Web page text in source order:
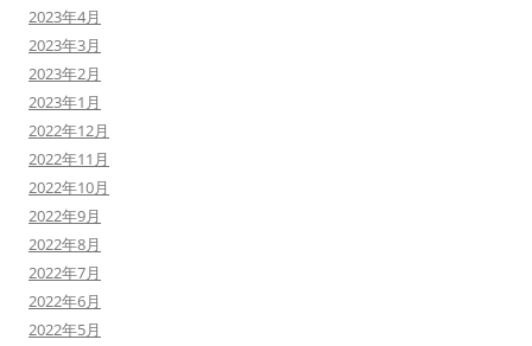
2023年4月
2023年3月
2023年2月
2023年1月
2022年12月
2022年11月
2022年10月
2022年9月
2022年8月
2022年7月
2022年6月
2022年5月